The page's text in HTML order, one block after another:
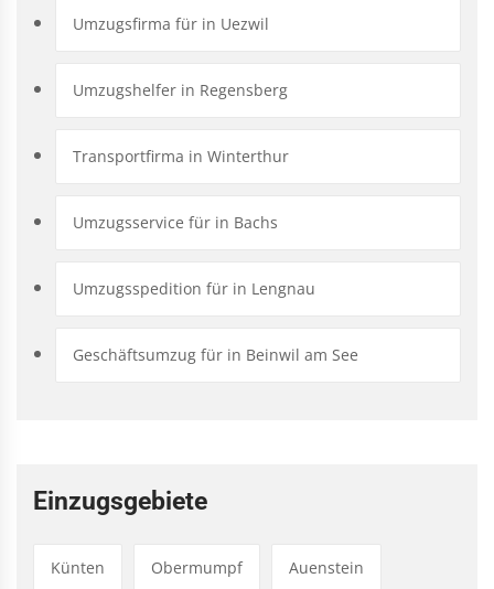
Umzugsfirma für in Uezwil
Umzugshelfer in Regensberg
Transportfirma in Winterthur
Umzugsservice für in Bachs
Umzugsspedition für in Lengnau
Geschäftsumzug für in Beinwil am See
Einzugsgebiete
Künten Obermumpf Auenstein